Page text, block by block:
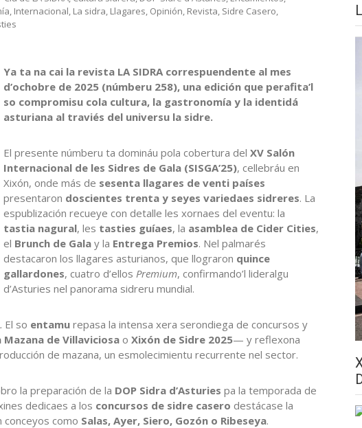
, Internacional, La sidra, Llagares, Opinión, Revista, Sidre Casero,
Ya ta na cai la revista LA SIDRA correspuendente al mes
d’ochobre de 2025 (númberu 258), una edición que perafita’l
so compromisu cola cultura, la gastronomía y la identidá
asturiana al traviés del universu la sidre.
El presente númberu ta domináu pola cobertura del XV Salón
Internacional de les Sidres de Gala (SISGA’25), cellebráu en
Xixón, onde más de sesenta llagares de venti países
presentaron doscientes trenta y seyes variedaes sidreres. La
espublización recueye con detalle les xornaes del eventu: la
tastia nagural, les tasties guíaes, la asamblea de Cider Cities,
el Brunch de Galay la Entrega Premios. Nel palmarés
destacaron los llagares asturianos, que llograron quince
gallardones, cuatro d’ellos Premium, confirmando’l lideralgu
d’Asturies nel panorama sidreru mundial.
El so entamu repasa la intensa xera serondiega de concursos y
Mazana de Villaviciosa o Xixón de Sidre 2025— y reflexona
de mazana, un esmolecimientu recurrente nel sector.
la preparación de la DOP Sidra d’Asturies pa la temporada de
dedicaes a los concursos de sidre casero destácase la
conceyos como Salas, Ayer, Siero, Gozón o Ribeseya.